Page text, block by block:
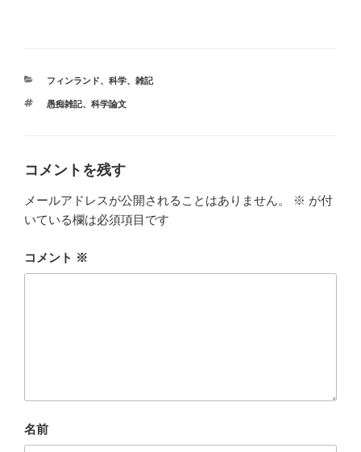
カ
ゴ
フィンランド、 科学、 雑記
タ
愚痴雑記、 科学論文
コメントを残す
メールアドレスが公開されることはありません。 ※ が付
いている欄は必須項目です
コメント ※
名前